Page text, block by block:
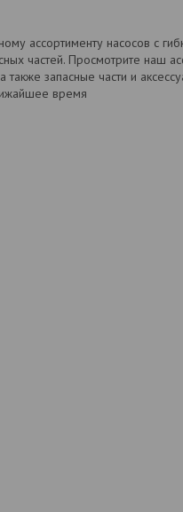
ассортименту насосов с
частей. Просмотрите наш
запасные части и
время